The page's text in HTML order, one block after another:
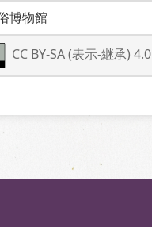
博物館
CC BY-SA (表示-継承) 4.0